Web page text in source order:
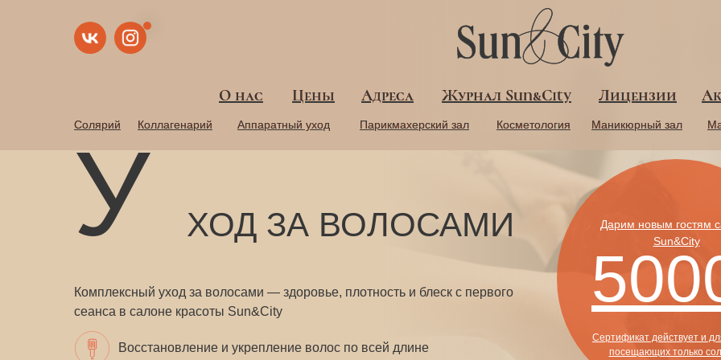
Лицензии
Лицензии
Журнал Sun&City
Журнал Sun&City
Адреса
Адреса
Цены
Цены
О нас
О нас
Солярий Коллагенарий Аппаратный уход Парикмахерский зал Косметология Маникюрный зал
Маникюрный зал
Косметология
Парикмахерский зал
Аппаратный уход
Коллагенарий
Солярий
ХОД ЗА ВОЛОСАМИ
У
Восстановление и укрепление волос по всей длине
Комплексный уход за волосами — здоровье, плотность и блеск с первого
сеанса в салоне красоты Sun&City
Дарим новым гостям
Sun&City
Сертификат действует и
посещающих только